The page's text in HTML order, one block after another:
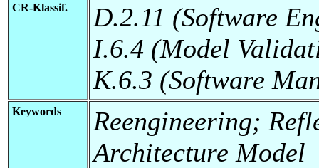
CR-Klassif.
D.2.11 (Software
I.6.4 (Model
K.6.3 (Software
Keywords
Reengineering;
Architecture Model